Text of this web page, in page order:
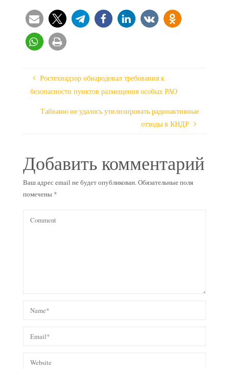
Ростехнадзор обнародовал требования к
безопасности пунктов размещения особых РАО
Тайваню не удалось утилизировать радиоактивные
отходы в КНДР
Добавить комментарий
Ваш адрес email не будет опубликован.Обязательные поля
помечены *